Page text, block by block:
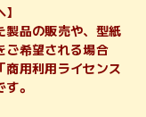
製品の販売や、型紙
ご希望される場合
商用利用ライセンス
。